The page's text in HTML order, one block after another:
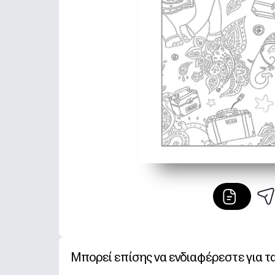
Μπορεί επίσης να ενδιαφέρεστε για